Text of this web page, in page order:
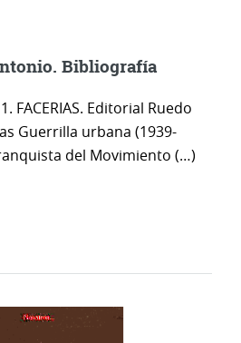
Bibliografía
FACERIAS. Editorial Ruedo
Guerrilla urbana (1939-
del Movimiento (…)